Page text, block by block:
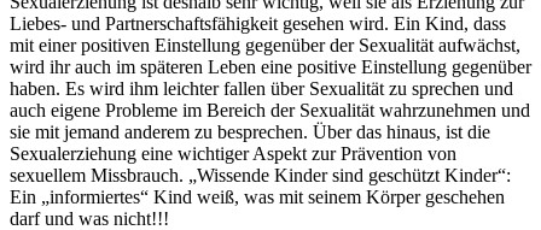
Liebes- und Partnerschaftsfähigkeit gesehen wird. Ein Kind, dass
mit einer positiven Einstellung gegenüber der Sexualität aufwächst,
wird ihr auch im späteren Leben eine positive Einstellung gegenüber
haben. Es wird ihm leichter fallen über Sexualität zu sprechen und
auch eigene Probleme im Bereich der Sexualität wahrzunehmen und
sie mit jemand anderem zu besprechen. Über das hinaus, ist die
Sexualerziehung eine wichtiger Aspekt zur Prävention von
sexuellem Missbrauch. „Wissende Kinder sind geschützt Kinder“:
Ein „informiertes“ Kind weiß, was mit seinem Körper geschehen
darf und was nicht!!!